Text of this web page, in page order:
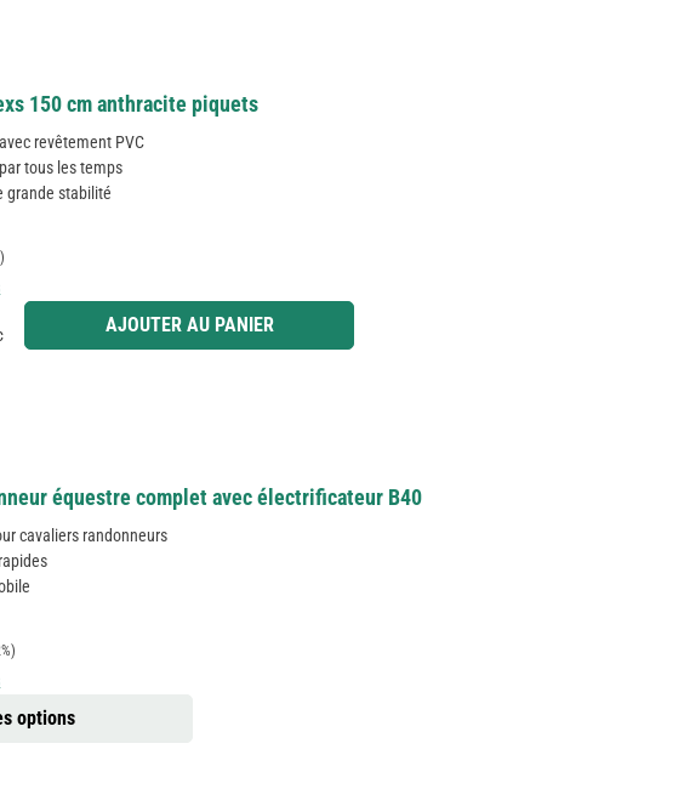
150 cm anthracite piquets
revêtement PVC
tous les temps
grande stabilité
quantité souhaitée ou utilisez les boutons pour augmenter ou diminuer la quantité.
AJOUTER AU PANIER
équestre complet avec électrificateur B40
cavaliers randonneurs
options